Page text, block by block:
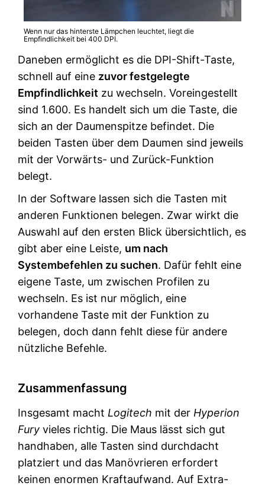
Wenn nur das hinterste Lämpchen leuchtet, liegt die
Empfindlichkeit bei 400 DPI.
Daneben ermöglicht es die DPI-Shift-Taste,
schnell auf eine zuvor festgelegte
Empfindlichkeit zu wechseln. Voreingestellt
sind 1.600. Es handelt sich um die Taste, die
sich an der Daumenspitze befindet. Die
beiden Tasten über dem Daumen sind jeweils
mit der Vorwärts- und Zurück-Funktion
belegt.
In der Software lassen sich die Tasten mit
anderen Funktionen belegen. Zwar wirkt die
Auswahl auf den ersten Blick übersichtlich, es
gibt aber eine Leiste, um nach
Systembefehlen zu suchen. Dafür fehlt eine
eigene Taste, um zwischen Profilen zu
wechseln. Es ist nur möglich, eine
vorhandene Taste mit der Funktion zu
belegen, doch dann fehlt diese für andere
nützliche Befehle.
Zusammenfassung
Insgesamt macht Logitech mit der Hyperion
Fury vieles richtig. Die Maus lässt sich gut
handhaben, alle Tasten sind durchdacht
platziert und das Manövrieren erfordert
keinen enormen Kraftaufwand. Auf Extra-